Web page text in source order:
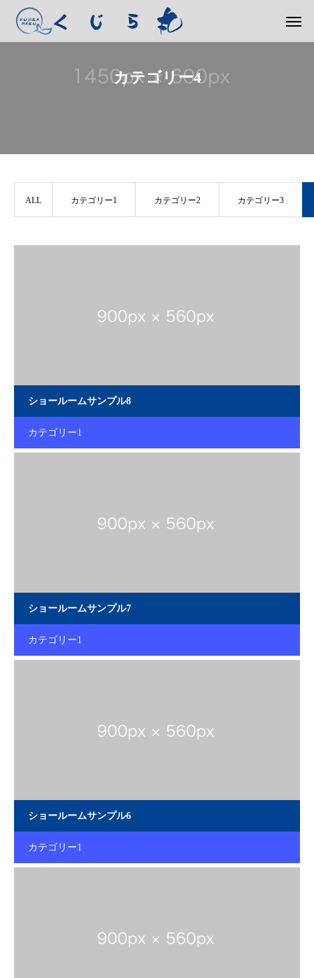
カテゴリー4
ALL カテゴリー1 カテゴリー2 カテゴリー3
ショールームサンプル8
カテゴリー1
ショールームサンプル7
カテゴリー1
ショールームサンプル6
カテゴリー1